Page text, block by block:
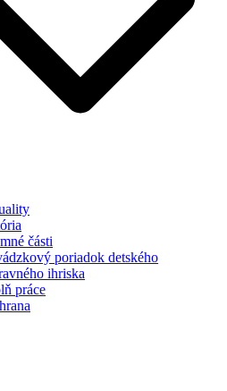
části
poriadok detského
ihriska
práce